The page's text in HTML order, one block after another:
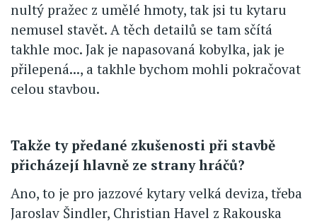
nultý pražec z umělé hmoty, tak jsi tu kytaru
nemusel stavět. A těch detailů se tam sčítá
takhle moc. Jak je napasovaná kobylka, jak je
přilepená..., a takhle bychom mohli pokračovat
celou stavbou.
Takže ty předané zkušenosti při stavbě
přicházejí hlavně ze strany hráčů?
Ano, to je pro jazzové kytary velká deviza, třeba
Jaroslav Šindler, Christian Havel z Rakouska